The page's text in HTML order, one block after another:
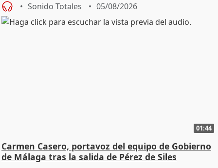
Sonido Totales 05/08/2026
01:44
Carmen Casero, portavoz del equipo de Gobierno
de Málaga tras la salida de Pérez de Siles